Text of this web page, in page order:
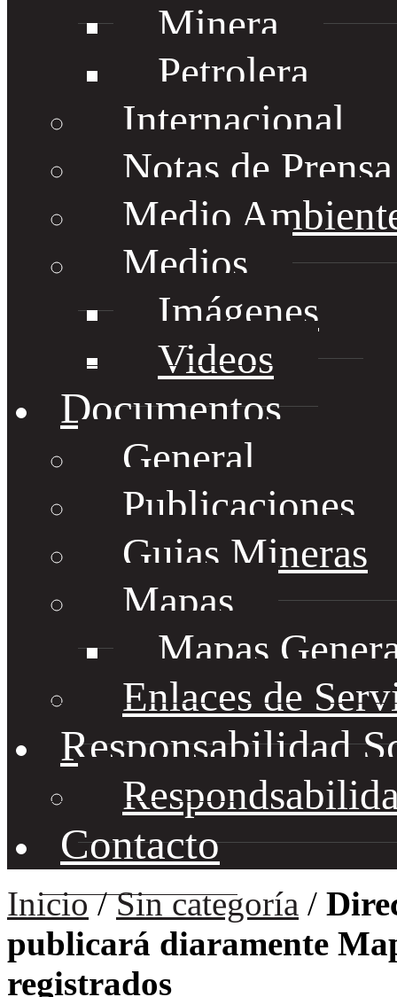
Minera
Petrolera
Internacional
Notas de
Medio
Medios
Imágenes
Videos
Documentos
General
Publicaciones
Guias Mineras
Mapas
Mapas
Enlaces de
Responsabilidad
Contacto
Inicio/Sin categoría /
publicará diaramente
registrados